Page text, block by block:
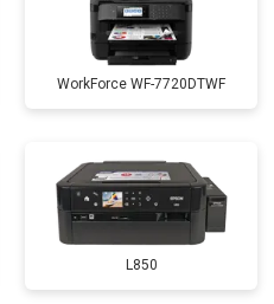
WorkForce WF-7720DTWF
L850